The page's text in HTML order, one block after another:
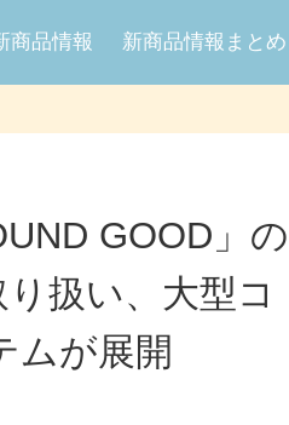
商品情報 新商品情報まとめ
GOOD」の
扱い、大型コ
ムが展開